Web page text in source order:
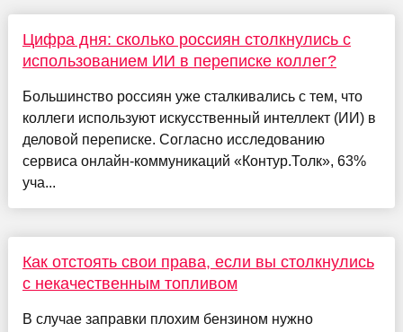
Цифра дня: сколько россиян столкнулись с
использованием ИИ в переписке коллег?
Большинство россиян уже сталкивались с тем, что
коллеги используют искусственный интеллект (ИИ) в
деловой переписке. Согласно исследованию
сервиса онлайн-коммуникаций «Контур.Толк», 63%
уча...
Как отстоять свои права, если вы столкнулись
с некачественным топливом
В случае заправки плохим бензином нужно